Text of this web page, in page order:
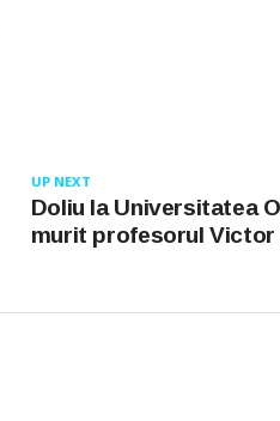
UP NEXT
Doliu la Universitatea
murit profesorul Victor